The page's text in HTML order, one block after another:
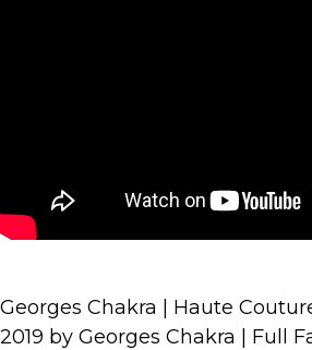
Georges Chakra | Haute
2019 by Georges Chakra | Full